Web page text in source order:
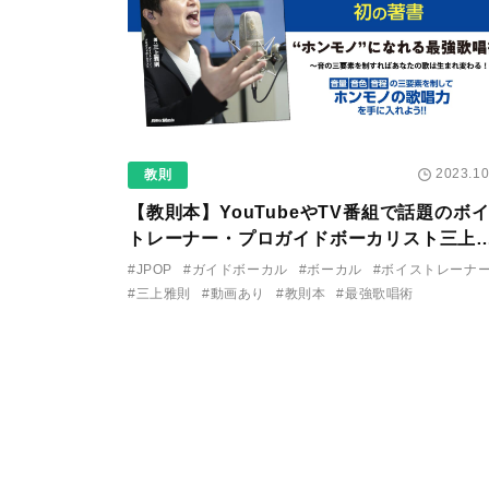
教則
【教則本】YouTubeやTV番組で話題のボ
トレーナー・プロガイドボーカリスト三上
則、初の著書『“ホンモノ”になれる最強歌唱
術 〜音の三要素を制すればあなたの歌は生
#JPOP #ガイドボーカル #ボーカル
#ボイストレーナー
#三上雅則
#動画あり #教則本 #最強歌唱術